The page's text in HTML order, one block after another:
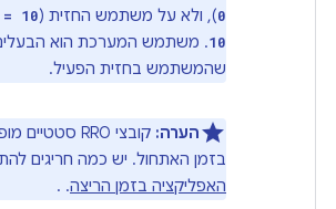
0), ולא על משתמש החזית (10
10. משתמש המערכת הוא
שהמשתמש בחזית הפעיל.
הערה:
בזמן האתחול. יש כמה חריגים
האפליקציה בזמן הריצה. .